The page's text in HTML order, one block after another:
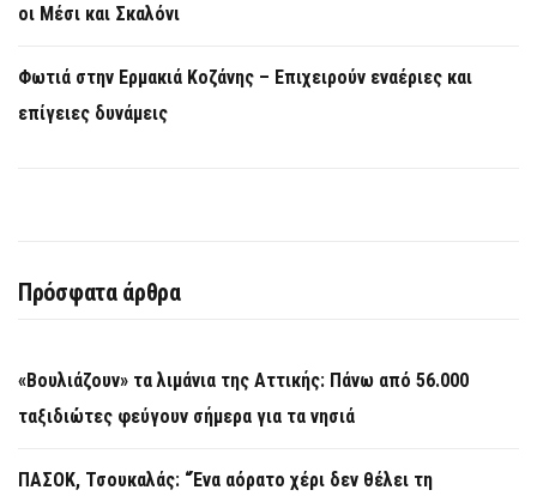
οι Μέσι και Σκαλόνι
Φωτιά στην Ερμακιά Κοζάνης – Επιχειρούν εναέριες και
επίγειες δυνάμεις
Πρόσφατα άρθρα
«Βουλιάζουν» τα λιμάνια της Αττικής: Πάνω από 56.000
ταξιδιώτες φεύγουν σήμερα για τα νησιά
ΠΑΣΟΚ, Τσουκαλάς: “Ένα αόρατο χέρι δεν θέλει τη